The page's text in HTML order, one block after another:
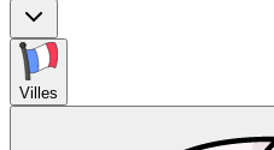
Villes